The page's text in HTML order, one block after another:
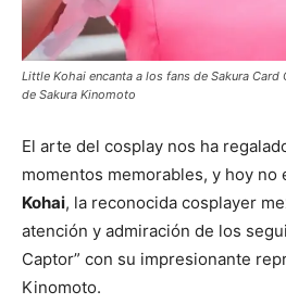
Little Kohai encanta a los fans de Sakura
de Sakura Kinomoto
El arte del cosplay nos ha
momentos memorables, y hoy no
Kohai, la reconocida cosplayer
atención y admiración de los
Captor” con su impresionante
Kinomoto.